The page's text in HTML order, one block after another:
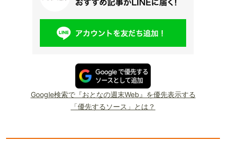
Google検索で『おとなの週末Web』を優先表示する
「優先するソース」とは？